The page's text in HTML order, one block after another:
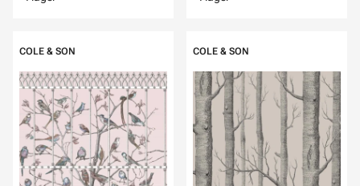
COLE & SON COLE & SON